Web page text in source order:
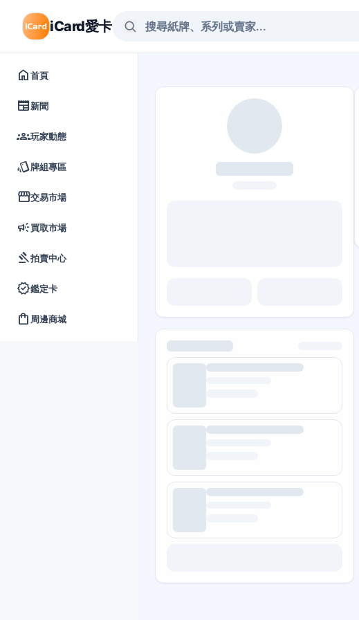
iCard愛卡
home首頁
newspaper新聞
groups玩家動態
style牌組專區
storefront交易市場
campaign買取市場
gavel拍賣中心
verified鑑定卡
shopping_bag 周邊商城